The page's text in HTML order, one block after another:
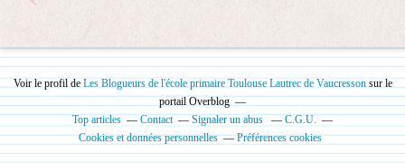
Voir le profil de Les Blogueurs de l'école primaire Toulouse Lautrec de Vaucressonsur le
portail Overblog
Top articles
Contact Signaler un abus
C.G.U.
Cookies et données personnelles
Préférences cookies